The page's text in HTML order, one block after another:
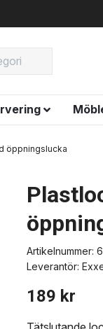
öppningslucka
Artikelnummer:
Leverantör:
189 kr